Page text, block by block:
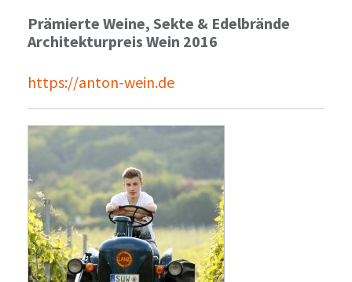
Prämierte Weine, Sekte & Edelbrände
Architekturpreis Wein 2016
https://anton-wein.de